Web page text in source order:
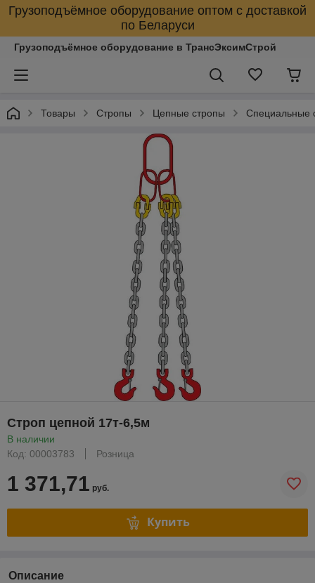
Грузоподъёмное оборудование оптом с доставкой
по Беларуси
Грузоподъёмное оборудование в ТрансЭксимСтрой
Товары Стропы Цепные стропы Специальные
Строп цепной 17т-6,5м
В наличии
Код: 00003783
Розница
1 371,71 руб.
Купить
Описание